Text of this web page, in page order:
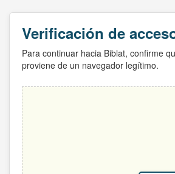
Verificación de
Para continuar hacia Biblat, confirme
proviene de un navegador legítimo.